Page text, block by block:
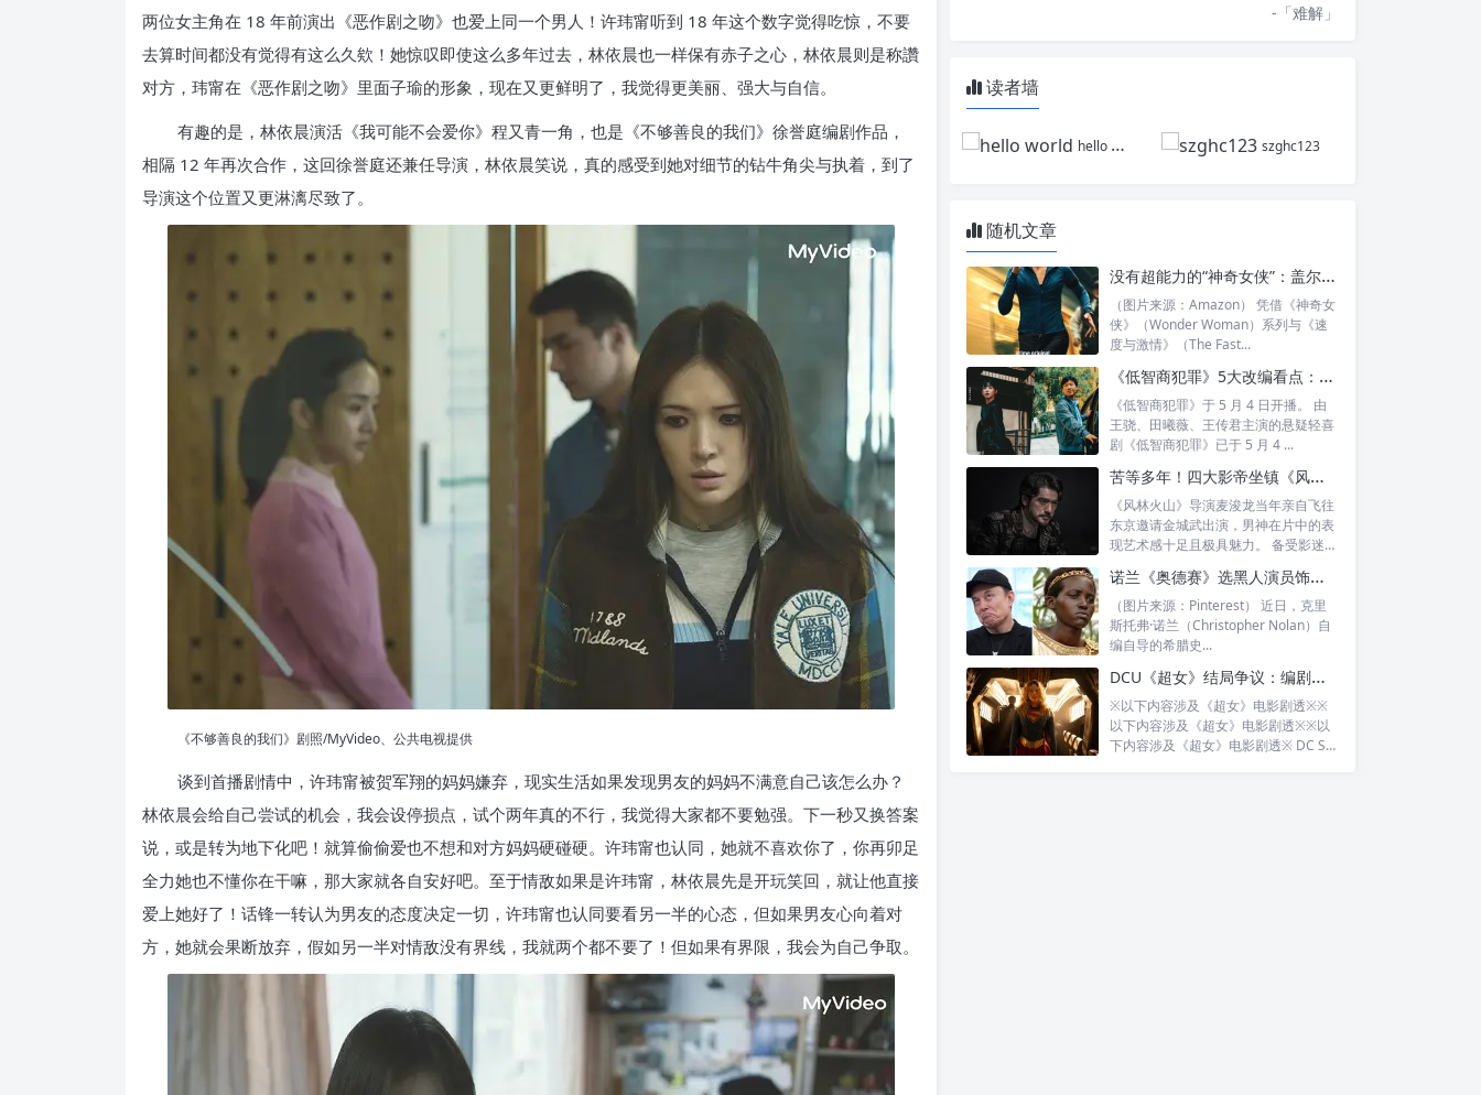
两位女主角在 18 年前演出《恶作剧之吻》也爱上同一个男人！许玮甯听到 18 年这个数字觉得吃惊，不要
去算时间都没有觉得有这么久欸！她惊叹即使这么多年过去，林依晨也一样保有赤子之心，林依晨则是称讚
对方，玮甯在《恶作剧之吻》里面子瑜的形象，现在又更鲜明了，我觉得更美丽、强大与自信。
有趣的是，林依晨演活《我可能不会爱你》程又青一角，也是《不够善良的我们》徐誉庭编剧作品，
相隔 12 年再次合作，这回徐誉庭还兼任导演，林依晨笑说，真的感受到她对细节的钻牛角尖与执着，到了
导演这个位置又更淋漓尽致了。
《不够善良的我们》剧照/MyVideo、公共电视提供
谈到首播剧情中，许玮甯被贺军翔的妈妈嫌弃，现实生活如果发现男友的妈妈不满意自己该怎么办？
林依晨会给自己尝试的机会，我会设停损点，试个两年真的不行，我觉得大家都不要勉强。下一秒又换答案
说，或是转为地下化吧！就算偷偷爱也不想和对方妈妈硬碰硬。许玮甯也认同，她就不喜欢你了，你再卯足
全力她也不懂你在干嘛，那大家就各自安好吧。至于情敌如果是许玮甯，林依晨先是开玩笑回，就让他直接
爱上她好了！话锋一转认为男友的态度决定一切，许玮甯也认同要看另一半的心态，但如果男友心向着对
方，她就会果断放弃，假如另一半对情敌没有界线，我就两个都不要了！但如果有界限，我会为自己争取。
-「难解 」
读者墙
hello world szghc123
随机文章
没有超能力的“神奇女侠”：盖尔·加朵新片为救被绑架儿子狂奔伦敦
（图片来源：Amazon） 凭借《神奇女
侠》（Wonder Woman）系列与《速
度与激情》（The Fast...
《低智商犯罪》5大改编看点：田曦薇颠覆甜妹形象，王骁把“玄学办案”演活了
《低智商犯罪》于 5 月 4 日开播。 由
王骁、田曦薇、王传君主演的悬疑轻喜
剧《低智商犯罪》已于 5 月 4 ...
苦等多年！四大影帝坐镇《风林火山》终上线，麦浚龙揭秘金城武“东京密会”内幕
《风林火山》导演麦浚龙当年亲自飞往
东京邀请金城武出演，男神在片中的表
现艺术感十足且极具魅力。 备受影迷期
诺兰《奥德赛》选黑人演员饰演“海伦”惹争议，马斯克痛批：羞辱希腊人
（图片来源：Pinterest） 近日，克里
斯托弗·诺兰（Christopher Nolan）自
编自导的希腊史...
DCU《超女》结局争议：编剧坦言误读原作，卡拉为何亲手杀死克雷姆？
※以下内容涉及《超女》电影剧透※※
以下内容涉及《超女》电影剧透※※以
下内容涉及《超女》电影剧透※ DC St